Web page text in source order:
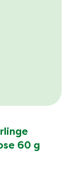
60 g